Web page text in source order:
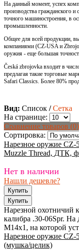
На данный момент, успех
производства гражданского
точного машиностроения, в
промышленности.
Общее для всей продукции,
компаниями (CZ-USA и
оружия - еще большая
Česká zbrojovka входит в
предлагая такие торговые
Safari Classics. Более 80%
Вид: Список / Сетка
На странице:
Сравнение товаров (0)
Сортировка:
Нарезное оружие CZ-
Muzzle Thread, ДТК,
Нет в наличии
Нашли дешевле?
Нарезной охотничий
калибра .30-06Spr. На
M14x1, на которой
Нарезное оружие CZ-
(мушка/целик)